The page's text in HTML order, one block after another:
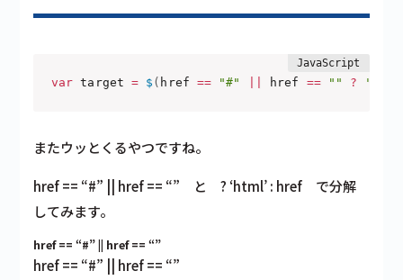
var target = $ ( href == "#" href == "" ?
またウッとくるやつですね。
href == “#” || href == “” と? ‘html’ : href で分解
してみます。
href == “#” || href == “”
href == “#” || href == “”